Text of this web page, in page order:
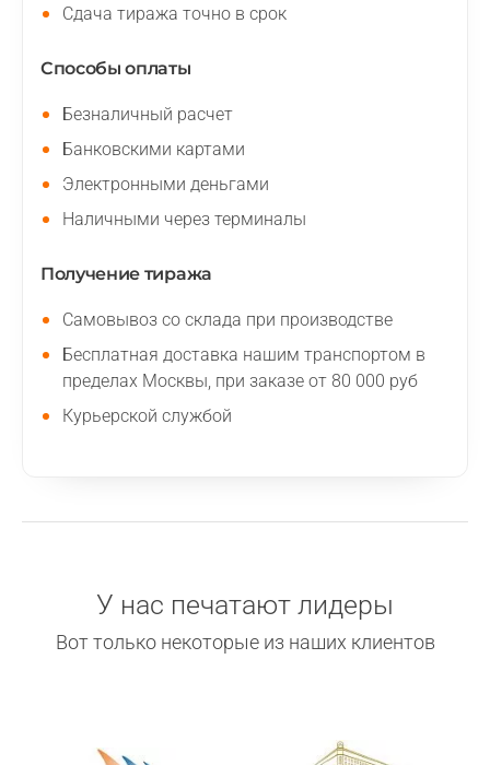
Сдача тиража точно в срок
Способы оплаты
Безналичный расчет
Банковскими картами
Электронными деньгами
Наличными через терминалы
Получение тиража
Самовывоз со склада при производстве
Бесплатная доставка нашим транспортом в
пределах Москвы, при заказе от 80 000 руб
Курьерской службой
У нас печатают лидеры
Вот только некоторые из наших клиентов